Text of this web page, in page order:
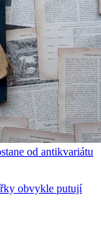
od antikvariátu
obvykle putují